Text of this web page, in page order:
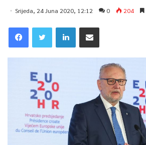
Srijeda, 24 Juna 2020, 12:12 0 204